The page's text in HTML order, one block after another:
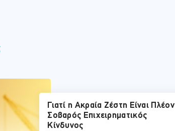
Γιατί η Ακραία Ζέστη Είναι Πλέον
Σοβαρός Επιχειρηματικός
Κίνδυνος